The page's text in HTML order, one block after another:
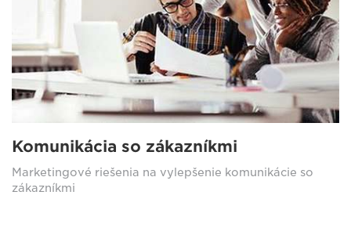
Komunikácia so zákazníkmi
Marketingové riešenia na vylepšenie komunikácie so
zákazníkmi